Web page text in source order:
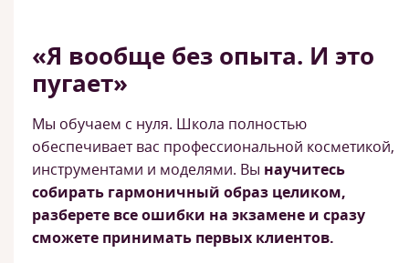
«Я вообще без опыта. И это
пугает»
Мы обучаем с нуля. Школа полностью
обеспечивает вас профессиональной косметикой,
инструментами и моделями. Вы научитесь
собирать гармоничный образ целиком,
разберете все ошибки на экзамене и сразу
сможете принимать первых клиентов.